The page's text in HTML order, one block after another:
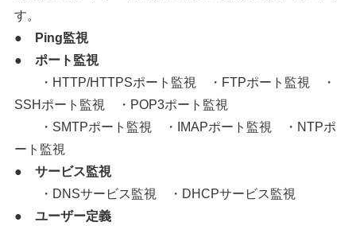
す。
● Ping監視
● ポート監視
・HTTP/HTTPSポート監視 ・FTPポート監視 ・
SSHポート監視 ・POP3ポート監視
・SMTPポート監視 ・IMAPポート監視 ・NTPポ
ート監視
● サービス監視
・DNSサービス監視 ・DHCPサービス監視
● ユーザー定義